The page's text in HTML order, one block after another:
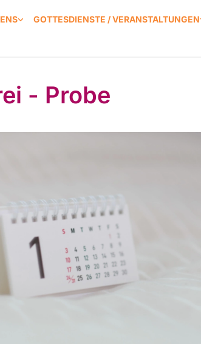
GOTTESDIENSTE / VERANSTALTUNGEN
- Probe